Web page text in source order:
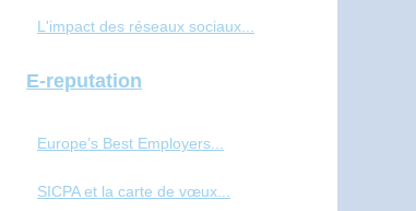
L'impact des réseaux sociaux...
E-reputation
Europe’s Best Employers...
SICPA et la carte de vœux...